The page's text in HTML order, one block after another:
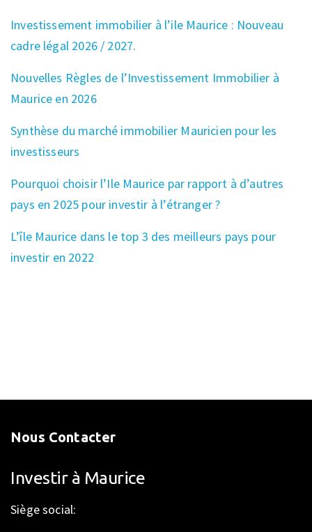
Investissement immobilier à l’ile Maurice : Nouveau
cadre légal 2026 / 2027.
Nouvelles Règles de l’Investissement Immobilier à
Maurice en 2026
Synthèse du marché immobilier Mauricien pour les
investisseurs
Pourquoi choisir l’Ile Maurice par rapport à d’autres
pays en 2025 pour investir à l’étranger ?
L’île Maurice dans le top 3 des meilleurs pays pour
investir en 2022
Nous Contacter
Investir à Maurice
Siège social: